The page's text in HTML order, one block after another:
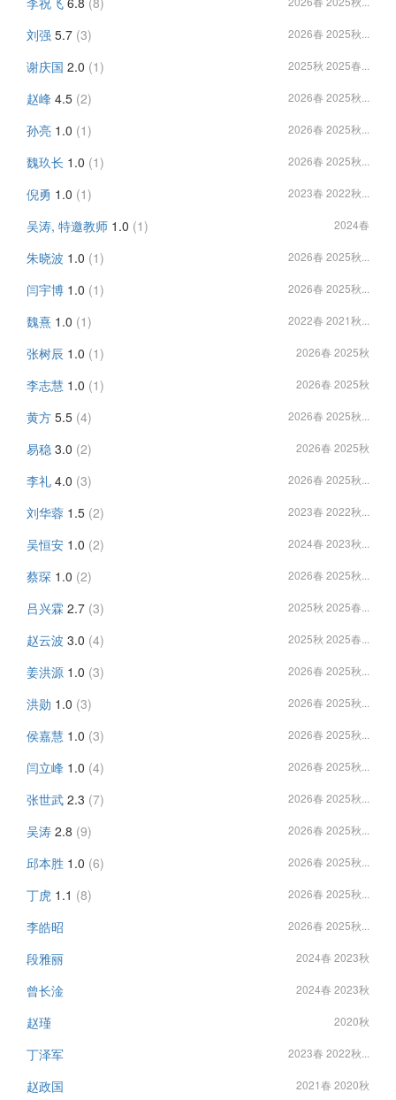
刘强 5.7 (3) 2026春 2025秋...
谢庆国 2.0 (1) 2025秋 2025春...
赵峰 4.5 (2) 2026春 2025秋...
孙亮 1.0 (1) 2026春 2025秋...
魏玖长 1.0 (1) 2026春 2025秋...
倪勇 1.0 (1) 2023春 2022秋...
吴涛, 特邀教师 1.0 (1) 2024春
朱晓波 1.0 (1) 2026春 2025秋...
闫宇博 1.0 (1) 2026春 2025秋...
魏熹 1.0 (1) 2022春 2021秋...
张树辰 1.0 (1) 2026春 2025秋
李志慧 1.0 (1) 2026春 2025秋
黄方 5.5 (4) 2026春 2025秋...
易稳 3.0 (2) 2026春 2025秋
李礼 4.0 (3) 2026春 2025秋...
刘华蓉 1.5 (2) 2023春 2022秋...
吴恒安 1.0 (2) 2024春 2023秋...
蔡琛 1.0 (2) 2026春 2025秋...
吕兴霖 2.7 (3) 2025秋 2025春...
赵云波 3.0 (4) 2025秋 2025春...
姜洪源 1.0 (3) 2026春 2025秋...
洪勋 1.0 (3) 2026春 2025秋...
侯嘉慧 1.0 (3) 2026春 2025秋...
闫立峰 1.0 (4) 2026春 2025秋...
张世武 2.3 (7) 2026春 2025秋...
吴涛 2.8 (9) 2026春 2025秋...
邱本胜 1.0 (6) 2026春 2025秋...
丁虎 1.1 (8) 2026春 2025秋...
李皓昭 2026春 2025秋...
段雅丽 2024春 2023秋
曾长淦 2024春 2023秋
赵瑾 2020秋
丁泽军 2023春 2022秋...
赵政国 2021春 2020秋